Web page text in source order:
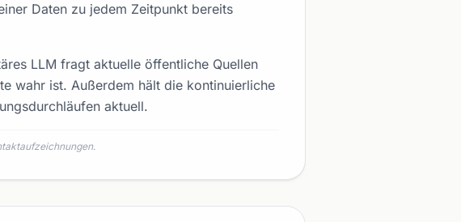
Daten zu jedem Zeitpunkt bereits
LLM fragt aktuelle öffentliche Quellen
wahr ist. Außerdem hält die kontinuierliche
aktuell.
.